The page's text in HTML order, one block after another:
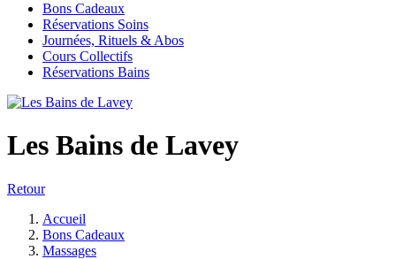
Bons Cadeaux
Réservations Soins
Journées, Rituels & Abos
Cours Collectifs
Réservations Bains
Les Bains de Lavey
Retour
Accueil
Bons Cadeaux
Massages